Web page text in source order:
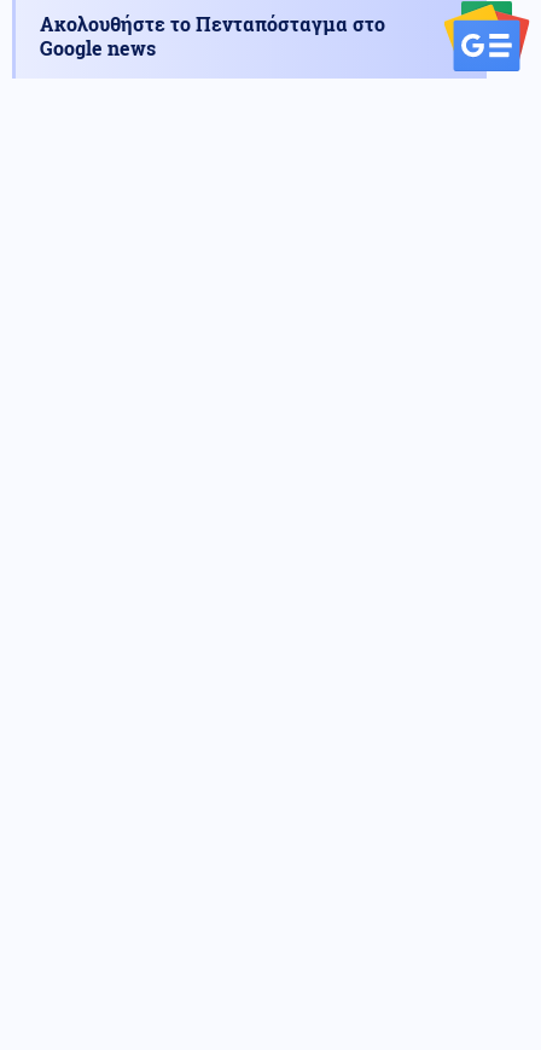
Ακολουθήστε το Πενταπόσταγμα στο
Google news